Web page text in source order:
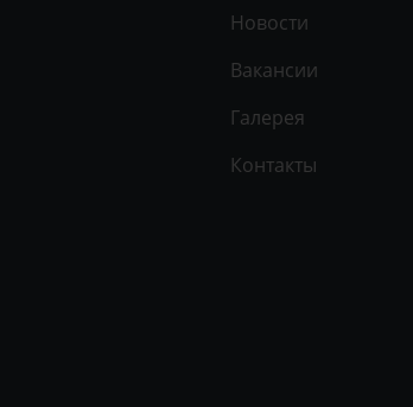
Новости
Вакансии
Галерея
Контакты